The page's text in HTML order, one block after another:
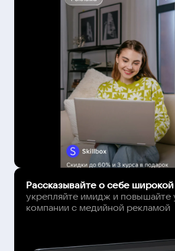
Рассказывайте о себе
укрепляйте имидж и повышайте
компании с медийной рекламой